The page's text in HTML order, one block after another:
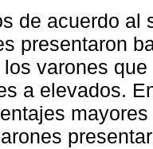
de acuerdo al
presentaron
varones
a elevados.